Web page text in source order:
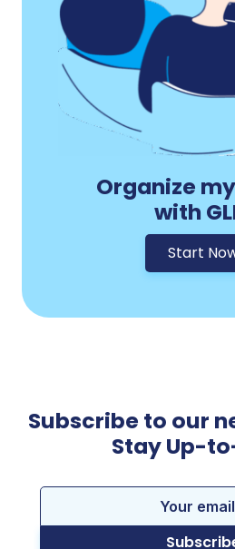
Organize
with
Start
Subscribe to our
Stay Up-